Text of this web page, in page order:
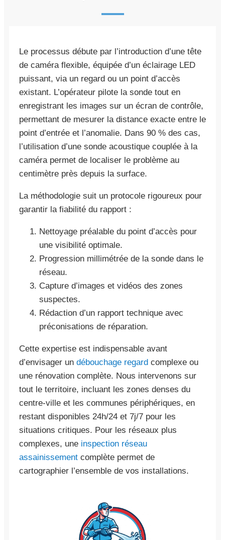
Le processus débute par l’introduction d’une tête
de caméra flexible, équipée d’un éclairage LED
puissant, via un regard ou un point d’accès
existant. L’opérateur pilote la sonde tout en
enregistrant les images sur un écran de contrôle,
permettant de mesurer la distance exacte entre le
point d’entrée et l’anomalie. Dans 90 % des cas,
l’utilisation d’une sonde acoustique couplée à la
caméra permet de localiser le problème au
centimètre près depuis la surface.
La méthodologie suit un protocole rigoureux pour
garantir la fiabilité du rapport :
Nettoyage préalable du point d’accès pour
une visibilité optimale.
Progression millimétrée de la sonde dans le
réseau.
Capture d’images et vidéos des zones
suspectes.
Rédaction d’un rapport technique avec
préconisations de réparation.
Cette expertise est indispensable avant
d’envisager un débouchage regard complexe ou
une rénovation complète. Nous intervenons sur
tout le territoire, incluant les zones denses du
centre-ville et les communes périphériques, en
restant disponibles 24h/24 et 7j/7 pour les
situations critiques. Pour les réseaux plus
complexes, une inspection réseau
assainissement complète permet de
cartographier l’ensemble de vos installations.